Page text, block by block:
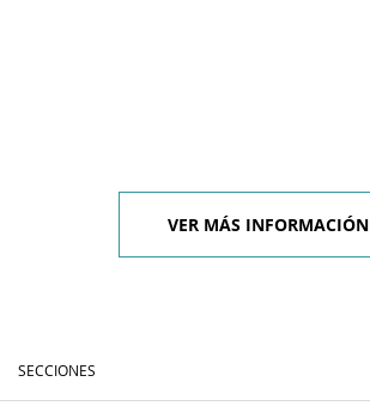
VER MÁS INFORMACIÓN
SECCIONES